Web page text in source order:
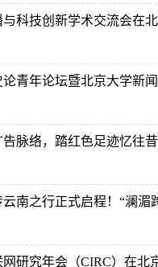
与科技创新学术交流会在
青年论坛暨北京大学新
脉络，踏红色足迹忆往
云南之行正式启程！“澜湄
情实践调研拉开序幕
网研究年会（CIRC）在北